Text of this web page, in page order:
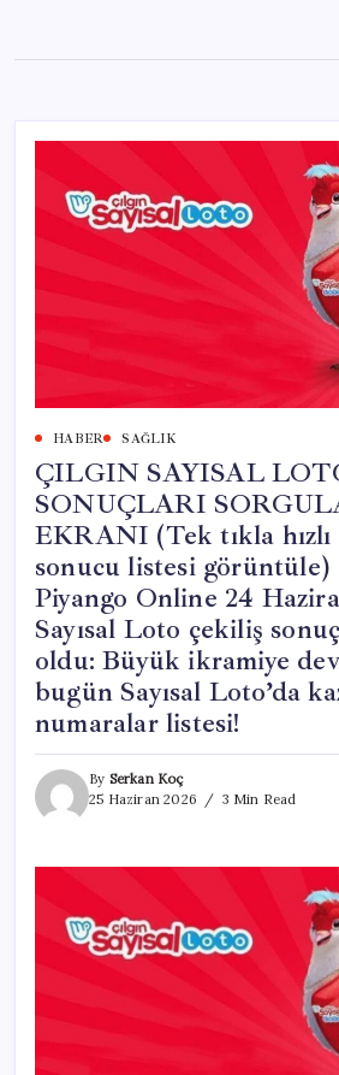
content
HABER SAĞLIK
ÇILGIN SAYISAL
SONUÇLARI
EKRANI (Tek tıkla
sonucu listesi
Piyango Online 24
Sayısal Loto çekiliş
oldu: Büyük ikramiye
bugün Sayısal Loto’da
numaralar listesi!
By Serkan Koç
25 Haziran 2026
3 Min Read